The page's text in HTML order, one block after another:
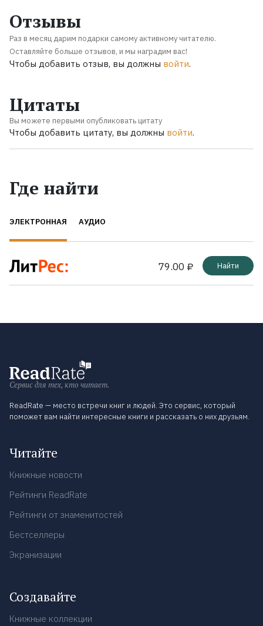
Отзывы
Раз в месяц дарим подарки самому активному читателю.
Оставляйте больше отзывов, и мы наградим вас!
Чтобы добавить отзыв, вы должны войти.
Цитаты
Вы можете первыми опубликовать цитату
Чтобы добавить цитату, вы должны войти.
Где найти
ЭЛЕКТРОННАЯ АУДИО
79.00 ₽ Найти
Сервис для тех, кто читает.
ReadRate — место встречи книг и людей. Это сервис, который
поможет вам найти интересные книги и рассказать о них друзьям.
Читайте
Книжные новости
Рейтинги ReadRate
Рейтинги от знаменитостей
Бестселлеры
Экранизации
Создавайте
Книжные коллекции